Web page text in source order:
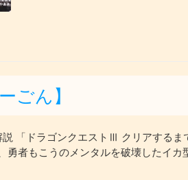
ごん】
説 「ドラゴンクエストⅢ クリアするま
勇者もこうのメンタルを破壊したイ